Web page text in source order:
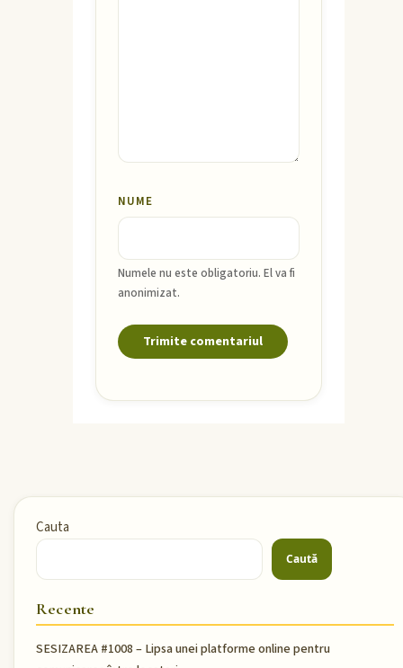
NUME
Numele nu este obligatoriu. El va fi
anonimizat.
Cauta
Caută
Recente
SESIZAREA #1008 – Lipsa unei platforme online pentru